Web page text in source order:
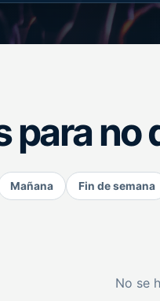
para no
Mañana Fin de semana
No se